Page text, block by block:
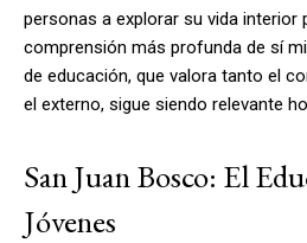
personas a explorar su vida interior
comprensión más profunda de sí
de educación, que valora tanto el
el externo, sigue siendo relevante
San Juan Bosco: El
Jóvenes